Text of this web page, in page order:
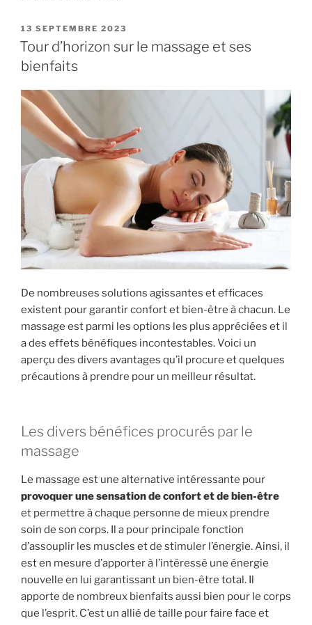
tabagique
:
que
est
plus
efficace ? »
PUBLIÉ
LE
13 SEPTEMBRE 2023
Tour d’horizon sur le massage et ses
bienfaits
De nombreuses solutions agissantes et efficaces
existent pour garantir confort et bien-être à chacun. Le
massage est parmi les options les plus appréciées et il
a des effets bénéfiques incontestables. Voici un
aperçu des divers avantages qu’il procure et quelques
précautions à prendre pour un meilleur résultat.
Les divers bénéfices procurés par le
massage
Le massage est une alternative intéressante pour
provoquer une sensation de confort et de bien-être
et permettre à chaque personne de mieux prendre
soin de son corps. Il a pour principale fonction
d’assouplir les muscles et de stimuler l’énergie. Ainsi, il
est en mesure d’apporter à l’intéressé une énergie
nouvelle en lui garantissant un bien-être total. Il
apporte de nombreux bienfaits aussi bien pour le corps
que l’esprit. C’est un allié de taille pour faire face et